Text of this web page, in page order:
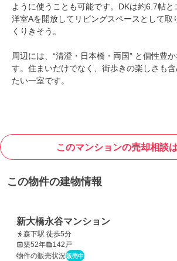
ように使うことも可能です。DKは約6.7帖と
洋室Aを開放してリビングスペースとして取
くりきそう。
周辺には、“清澄・日本橋・両国” と個性豊
す。住まいだけでなく、街歩きの楽しさも
たい一室です。
このマンションの売却相談
この物件の建物情報
新大橋永谷マンション
森下駅 徒歩5分
築52年
142戸
物件の販売状況販売中